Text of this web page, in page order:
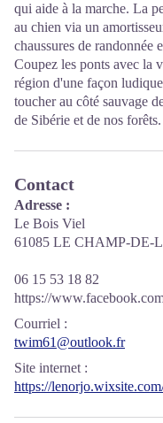
qui aide à la marche. La
au chien via un
chaussures de randonnée
Coupez les ponts avec la
région d'une façon
toucher au côté sauvage
de Sibérie et de nos forêts.
Contact
Adresse :
Le Bois Viel
61085 LE CHAMP-DE-
06 15 53 18 82
https://
Courriel :
twim61@outlook.fr
Site internet :
https://